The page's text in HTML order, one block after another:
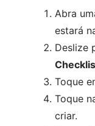
Abra
estará
Deslize
Toque
Toque
criar.